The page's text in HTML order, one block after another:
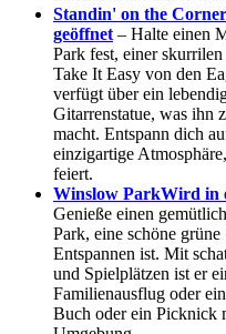
Standin' on the
geöffnet – Halte einen
Park fest, einer
Take It Easy von den
verfügt über ein
Gitarrenstatue, was ihn
macht. Entspann dich
einzigartige
feiert.
Winslow ParkWird in
Genieße einen
Park, eine schöne
Entspannen ist. Mit
und Spielplätzen ist er
Familienausflug oder
Buch oder ein Picknick